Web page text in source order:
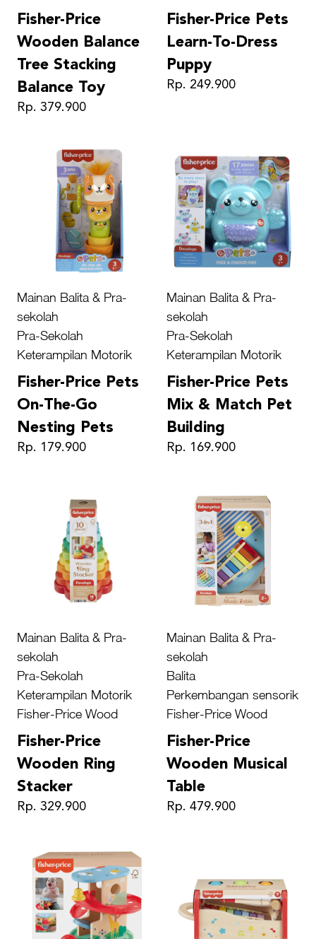
Fisher-Price
Wooden Balance
Tree Stacking
Balance Toy
Rp. 379.900
Fisher-Price Pets
Learn-To-Dress
Puppy
Rp. 249.900
Mainan Balita & Pra-
sekolah
Pra-Sekolah
Keterampilan Motorik
Fisher-Price Pets
On-The-Go
Nesting Pets
Rp. 179.900
Mainan Balita & Pra-
sekolah
Pra-Sekolah
Keterampilan Motorik
Fisher-Price Pets
Mix & Match Pet
Building
Rp. 169.900
Mainan Balita & Pra-
sekolah
Pra-Sekolah
Keterampilan Motorik
Fisher-Price Wood
Fisher-Price
Wooden Ring
Stacker
Rp. 329.900
Mainan Balita & Pra-
sekolah
Balita
Perkembangan sensorik
Fisher-Price Wood
Fisher-Price
Wooden Musical
Table
Rp. 479.900